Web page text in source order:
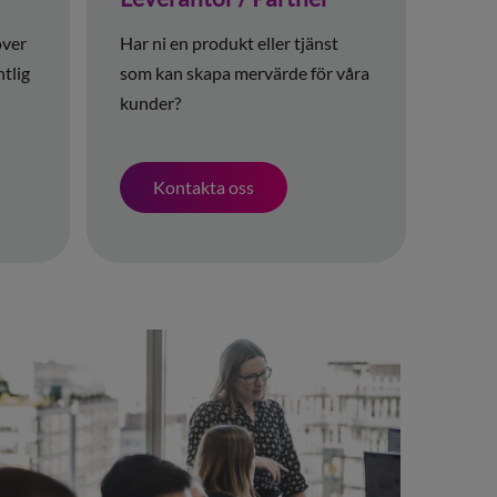
Har ni en produkt eller tjänst
som kan skapa mervärde för våra
kunder?
Kontakta oss